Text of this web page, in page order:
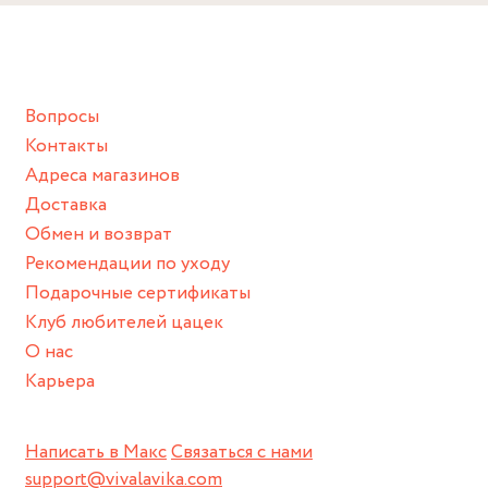
Снимайте ваше украшение перед купанием (и в море, и в
спортивный инвентарь).
Храните изделие в сухом месте.
Для надежного хранения мы доставляем все изделия в
нашей фирменной коробке или упаковке бренда.
Пожалуйста, используйте эту упаковку для хранения,
пока не носите украшение на себе.
Написать в МаксСвязаться с нами
support@vivalavika.com
Вопросы
Контакты
Адреса магазинов
Доставка
Обмен и возврат
Рекомендации по уходу
Подарочные сертификаты
Клуб любителей цацек
О нас
Карьера